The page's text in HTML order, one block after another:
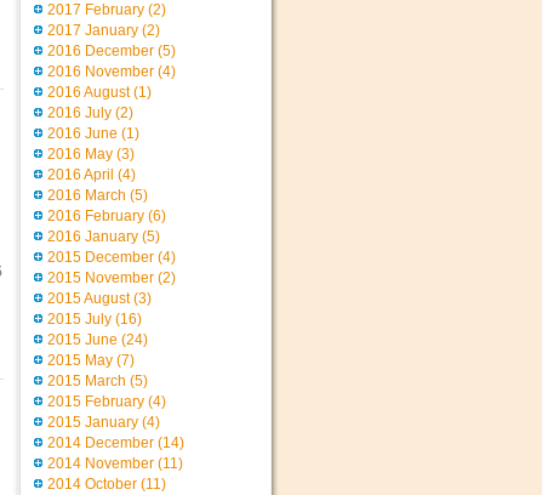
2017 February (2)
2017 January (2)
2016 December (5)
2016 November (4)
2016 August(1)
2016 July (2)
2016 June (1)
2016 May (3)
2016 April (4)
2016 March (5)
2016 February (6)
2016 January (5)
2015 December (4)
2015 November (2)
2015 August(3)
2015 July (16)
2015 June (24)
2015 May (7)
2015 March (5)
2015 February (4)
2015 January (4)
2014 December (14)
2014 November (11)
2014 October (11)